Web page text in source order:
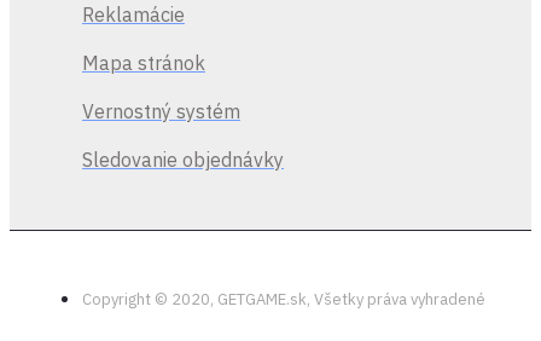
Reklamácie
Mapa stránok
Vernostný systém
Sledovanie objednávky
Copyright © 2020, GETGAME.sk, Všetky práva vyhradené